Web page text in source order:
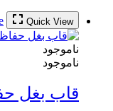
Quick View
ناموجود
ناموجود
قاب بغل